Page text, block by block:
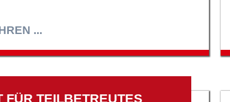
...
FÜR TEILBETREUTES